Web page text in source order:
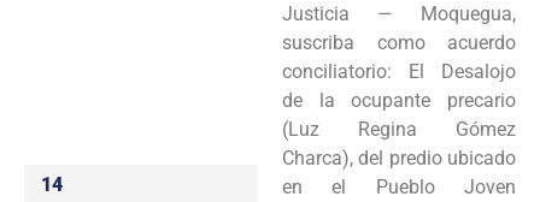
14
Justicia — Moquegua,
suscriba como acuerdo
conciliatorio: El Desalojo
de la ocupante precario
(Luz Regina Gómez
Charca), del predio ubicado
en el Pueblo Joven